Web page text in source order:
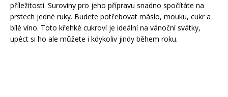
příležitostí. Suroviny pro jeho přípravu snadno spočítáte na
prstech jedné ruky. Budete potřebovat máslo, mouku, cukr a
bílé víno. Toto křehké cukroví je ideální na vánoční svátky,
upéct si ho ale můžete i kdykoliv jindy během roku.